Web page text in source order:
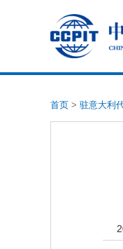
首页 > 驻意大利